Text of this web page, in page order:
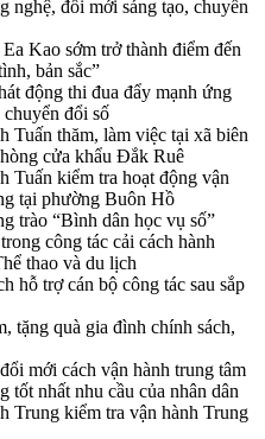
nghệ, đổi mới sáng tạo, chuyển
Kao sớm trở thành điểm đến
bản sắc”
động thi đua đẩy mạnh ứng
đổi số
thăm, làm việc tại xã biên
cửa khẩu Đắk Ruê
kiểm tra hoạt động vận
tại phường Buôn Hồ
trào “Bình dân học vụ số”
công tác cải cách hành
thao và du lịch
hỗ trợ cán bộ công tác sau sắp
tặng quà gia đình chính sách,
mới cách vận hành trung tâm
tốt nhất nhu cầu của nhân dân
kiểm tra vận hành Trung